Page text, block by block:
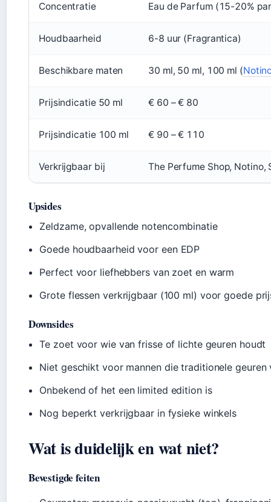
Concentratie Eau de Parfum (15-20%
Houdbaarheid 6-8 uur (Fragrantica)
Beschikbare maten 30 ml, 50 ml, 100 ml (
Prijsindicatie 50 ml € 60 – € 80
Prijsindicatie 100 ml € 90 – € 110
Verkrijgbaar bij The Perfume Shop,
Upsides
Zeldzame, opvallende notencombinatie
Goede houdbaarheid voor een EDP
Perfect voor liefhebbers van zoet en warm
Grote flessen verkrijgbaar (100 ml) voor goede
Downsides
Te zoet voor wie van frisse of lichte geuren houdt
Niet geschikt voor mannen die traditionele geuren
Onbekend of het een limited edition is
Nog beperkt verkrijgbaar in fysieke winkels
Wat is duidelijk en wat niet?
Bevestigde feiten